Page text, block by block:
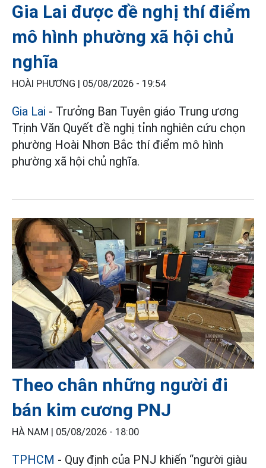
Gia Lai được đề nghị thí điểm
mô hình phường xã hội chủ
nghĩa
HOÀI PHƯƠNG | 05/08/2026 - 19:54
Gia Lai - Trưởng Ban Tuyên giáo Trung ương
Trịnh Văn Quyết đề nghị tỉnh nghiên cứu chọn
phường Hoài Nhơn Bắc thí điểm mô hình
phường xã hội chủ nghĩa.
Theo chân những người đi
bán kim cương PNJ
HÀ NAM | 05/08/2026 - 18:00
TPHCM - Quy định của PNJ khiến “người giàu